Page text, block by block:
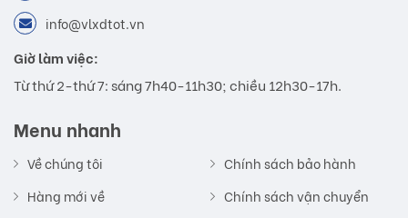
info@vlxdtot.vn
Giờ làm việc:
Từ thứ 2-thứ 7: sáng 7h40-11h30; chiều 12h30-17h.
Menu nhanh
Về chúng tôi
Hàng mới về
Chính sách bảo hành
Chính sách vận chuyển